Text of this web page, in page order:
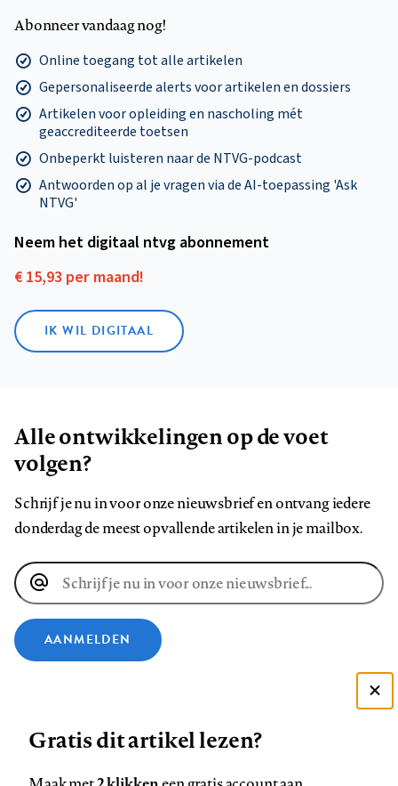
Abonneer vandaag nog!
Online toegang tot alle artikelen
Gepersonaliseerde alerts voor artikelen en dossiers
Artikelen voor opleiding en nascholing mét
geaccrediteerde toetsen
Onbeperkt luisteren naar de NTVG-podcast
Antwoorden op al je vragen via de AI-toepassing 'Ask
NTVG'
Neem het digitaal ntvg abonnement
€ 15,93 per maand!
IK WIL DIGITAAL
Alle ontwikkelingen op de voet
volgen?
Schrijf je nu in voor onze nieuwsbrief en ontvang iedere
donderdag de meest opvallende artikelen in je mailbox.
E-
mailadres
AANMELDEN
Zie onze cookie policy
Gratis dit artikel lezen?